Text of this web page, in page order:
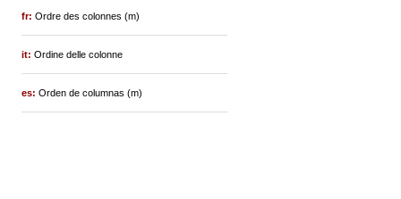
fr:Ordre des colonnes (m)
it:Ordine delle colonne
es:Orden de columnas (m)